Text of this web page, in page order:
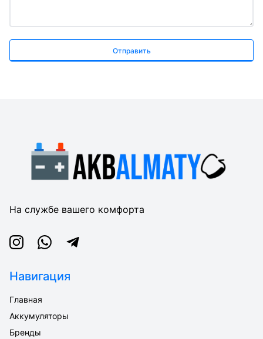
Отправить
На службе вашего комфорта
InstagramWhatsappTelegram
Навигация
Главная
Аккумуляторы
Бренды